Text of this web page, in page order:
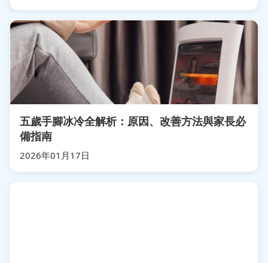
五歲手腳冰冷全解析：原因、改善方法與家長必
備指南
2026年01月17日